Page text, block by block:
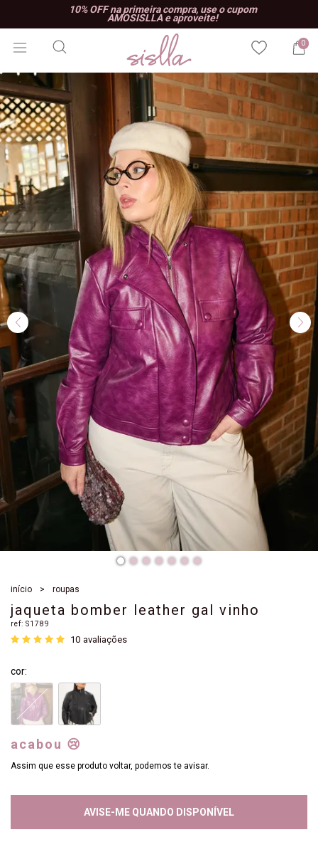
10% OFF na primeira compra, use o cupom
AMOSISLLA e aproveite!
0
início roupas
jaqueta bomber leather gal vinho
ref: S1789
10 avaliações
cor:
acabou 😢
Assim que esse produto voltar, podemos te avisar.
AVISE-ME QUANDO DISPONÍVEL